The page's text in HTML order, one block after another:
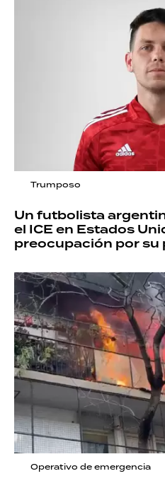
Trumposo
Un futbolista
el ICE en Estados
preocupación por su
Operativo de emergencia